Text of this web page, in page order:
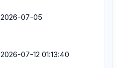
2026-07-05
2026-07-12 01:13:40